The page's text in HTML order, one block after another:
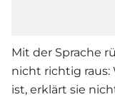
Mit der Sprache
nicht richtig raus:
ist, erklärt sie